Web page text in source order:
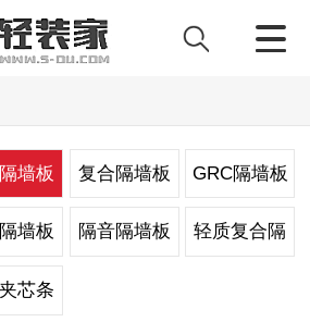
墙板 复合隔墙板 GRC隔墙板
墙板 隔音隔墙板 轻质复合隔
芯条